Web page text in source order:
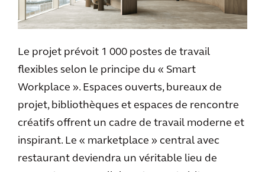
Le projet prévoit 1 000 postes de travail
flexibles selon le principe du « Smart
Workplace ». Espaces ouverts, bureaux de
projet, bibliothèques et espaces de rencontre
créatifs offrent un cadre de travail moderne et
inspirant. Le « marketplace » central avec
restaurant deviendra un véritable lieu de